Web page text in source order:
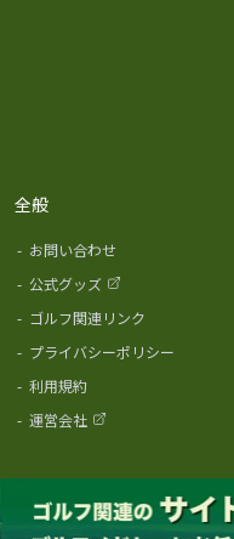
全般
- お問い合わせ
- 公式グッズ
- ゴルフ関連リンク
- プライバシーポリシー
- 利用規約
- 運営会社